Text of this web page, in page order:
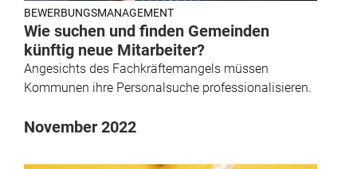
BEWERBUNGSMANAGEMENT
Wie suchen und finden Gemeinden
künftig neue Mitarbeiter?
Angesichts des Fachkräftemangels müssen
Kommunen ihre Personalsuche professionalisieren.
November 2022